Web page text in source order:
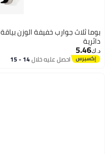
بوما ثلاث جوارب خفيفة الوزن بياقة
دائرية
د.ك‏5.46
احصل عليه خلال 14 - 15